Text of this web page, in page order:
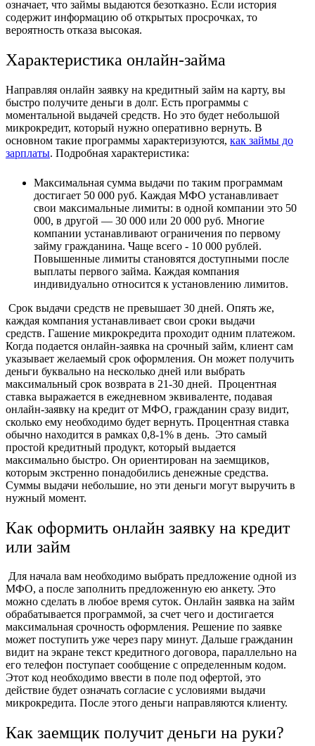
означает, что займы выдаются безотказно. Если история
содержит информацию об открытых просрочках, то
вероятность отказа высокая.
Характеристика онлайн-займа
Направляя онлайн заявку на кредитный займ на карту, вы
быстро получите деньги в долг. Есть программы с
моментальной выдачей средств. Но это будет небольшой
микрокредит, который нужно оперативно вернуть. В
основном такие программы характеризуются, как займы до
зарплаты. Подробная характеристика:
Максимальная сумма выдачи по таким программам
достигает 50 000 руб. Каждая МФО устанавливает
свои максимальные лимиты: в одной компании это 50
000, в другой — 30 000 или 20 000 руб. Многие
компании устанавливают ограничения по первому
займу гражданина. Чаще всего - 10 000 рублей.
Повышенные лимиты становятся доступными после
выплаты первого займа. Каждая компания
индивидуально относится к установлению лимитов.
Срок выдачи средств не превышает 30 дней. Опять же,
каждая компания устанавливает свои сроки выдачи
средств. Гашение микрокредита проходит одним платежом.
Когда подается онлайн-заявка на срочный займ, клиент сам
указывает желаемый срок оформления. Он может получить
деньги буквально на несколько дней или выбрать
максимальный срок возврата в 21-30 дней. Процентная
ставка выражается в ежедневном эквиваленте, подавая
онлайн-заявку на кредит от МФО, гражданин сразу видит,
сколько ему необходимо будет вернуть. Процентная ставка
обычно находится в рамках 0,8-1% в день. Это самый
простой кредитный продукт, который выдается
максимально быстро. Он ориентирован на заемщиков,
которым экстренно понадобились денежные средства.
Суммы выдачи небольшие, но эти деньги могут выручить в
нужный момент.
Как оформить онлайн заявку на кредит
или займ
Для начала вам необходимо выбрать предложение одной из
МФО, а после заполнить предложенную ею анкету. Это
можно сделать в любое время суток. Онлайн заявка на займ
обрабатывается программой, за счет чего и достигается
максимальная срочность оформления. Решение по заявке
может поступить уже через пару минут. Дальше гражданин
видит на экране текст кредитного договора, параллельно на
его телефон поступает сообщение с определенным кодом.
Этот код необходимо ввести в поле под офертой, это
действие будет означать согласие с условиями выдачи
микрокредита. После этого деньги направляются клиенту.
Как заемщик получит деньги на руки?